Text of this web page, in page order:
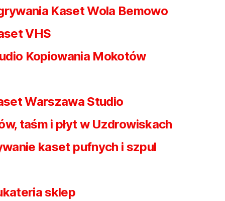
Kaset Wola Bemowo
VHS
Kopiowania Mokotów
Warszawa Studio
taśm i płyt w Uzdrowiskach
kaset pufnych i szpul
sklep